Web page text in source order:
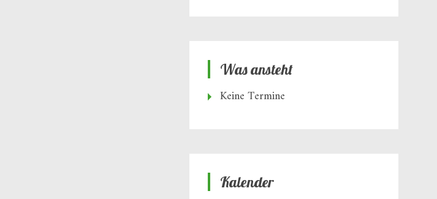
Was ansteht
Keine Termine
Kalender